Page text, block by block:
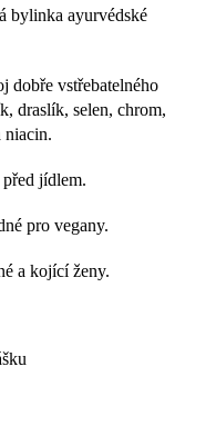
bylinka ayurvédské
dobře vstřebatelného
draslík, selen, chrom,
jídlem.
pro vegany.
a kojící ženy.